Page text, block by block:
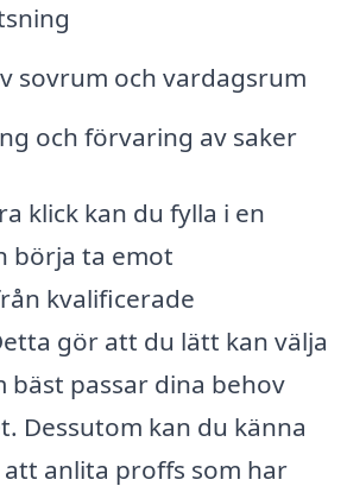
sovrum och vardagsrum
och förvaring av saker
klick kan du fylla i en
börja ta emot
kvalificerade
gör att du lätt kan välja
bäst passar dina behov
Dessutom kan du känna
anlita proffs som har